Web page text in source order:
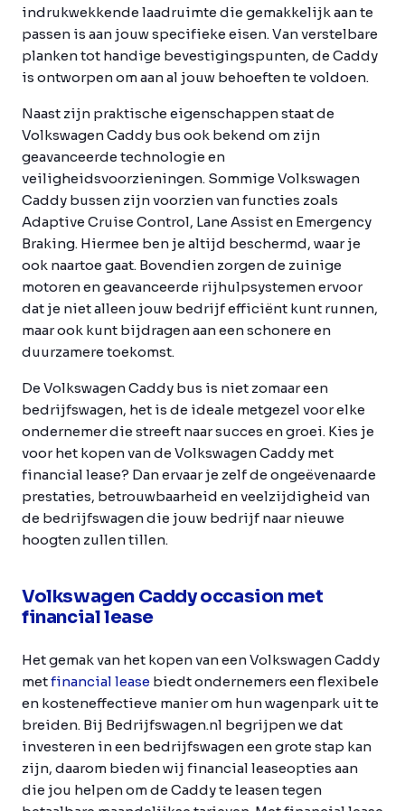
indrukwekkende laadruimte die gemakkelijk aan te
passen is aan jouw specifieke eisen. Van verstelbare
planken tot handige bevestigingspunten, de Caddy
is ontworpen om aan al jouw behoeften te voldoen.
Naast zijn praktische eigenschappen staat de
Volkswagen Caddy bus ook bekend om zijn
geavanceerde technologie en
veiligheidsvoorzieningen. Sommige Volkswagen
Caddy bussen zijn voorzien van functies zoals
Adaptive Cruise Control, Lane Assist en Emergency
Braking. Hiermee ben je altijd beschermd, waar je
ook naartoe gaat. Bovendien zorgen de zuinige
motoren en geavanceerde rijhulpsystemen ervoor
dat je niet alleen jouw bedrijf efficiënt kunt runnen,
maar ook kunt bijdragen aan een schonere en
duurzamere toekomst.
De Volkswagen Caddy bus is niet zomaar een
bedrijfswagen, het is de ideale metgezel voor elke
ondernemer die streeft naar succes en groei. Kies je
voor het kopen van de Volkswagen Caddy met
financial lease? Dan ervaar je zelf de ongeëvenaarde
prestaties, betrouwbaarheid en veelzijdigheid van
de bedrijfswagen die jouw bedrijf naar nieuwe
hoogten zullen tillen.
Volkswagen Caddy occasion met
financial lease
Het gemak van het kopen van een Volkswagen Caddy
metfinancial lease biedt ondernemers een flexibele
en kosteneffectieve manier om hun wagenpark uit te
breiden. Bij Bedrijfswagen.nl begrijpen we dat
investeren in een bedrijfswagen een grote stap kan
zijn, daarom bieden wij financial leaseopties aan
die jou helpen om de Caddy te leasen tegen